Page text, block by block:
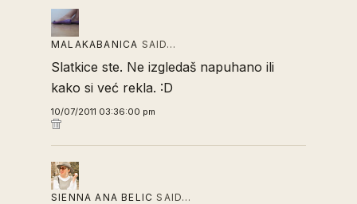
MALAKABANICA SAID…
Slatkice ste. Ne izgledaš napuhano ili
kako si već rekla. :D
10/07/2011 03:36:00 pm
SIENNA ANA BELIC SAID…